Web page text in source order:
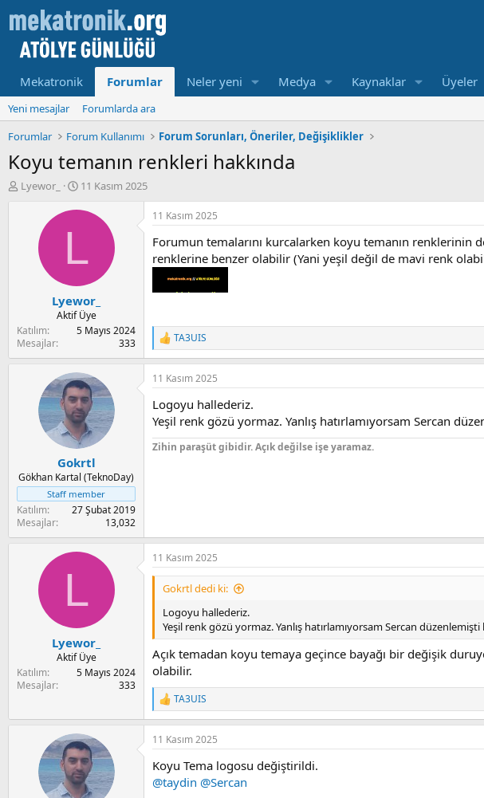
Mekatronik Forumlar Neler yeni Medya Kaynaklar Üyeler
Yeni mesajlar
Forumlarda ara
Forumlar
Forum Kullanımı Forum Sorunları, Öneriler, Değişiklikler
Koyu temanın renkleri hakkında
K
a
t
a
Lyewor_
B
ş
m
t
a
r
i
i
11 Kasım 2025
L
Lyewor_
Aktif Üye
Katılım
5 Mayıs 2024
Mesajlar
333
11 Kasım 2025
Forumun temalarını kurcalarken koyu temanın renklerinin
renklerine benzer olabilir (Yani yeşil değil de mavi renk
R
e
a
c
i
o
s
TA3UIS
Gokrtl
Gökhan Kartal (TeknoDay)
Staff member
Katılım
27 Şubat 2019
Mesajlar
13,032
11 Kasım 2025
Logoyu hallederiz.
Yeşil renk gözü yormaz. Yanlış hatırlamıyorsam Sercan
Zihin paraşüt gibidir. Açık değilse işe yaramaz.
L
Lyewor_
Aktif Üye
Katılım
5 Mayıs 2024
Mesajlar
333
11 Kasım 2025
Gokrtl dedi ki:
Logoyu hallederiz.
Yeşil renk gözü yormaz. Yanlış hatırlamıyorsam Sercan düzenlemişti
Açık temadan koyu temaya geçince bayağı bir değişik
olabilir.
R
e
a
c
i
o
TA3UIS
11 Kasım 2025
Koyu Tema logosu değiştirildi.
@taydin @Sercan